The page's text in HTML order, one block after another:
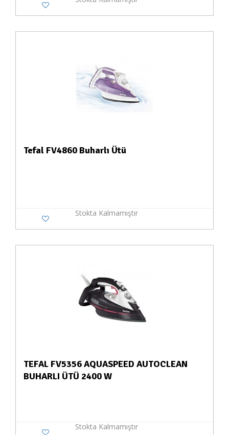
Tefal FV4860 Buharlı Ütü
Stokta Kalmamıştır
TEFAL FV5356 AQUASPEED AUTOCLEAN
BUHARLI ÜTÜ 2400 W
Stokta Kalmamıştır